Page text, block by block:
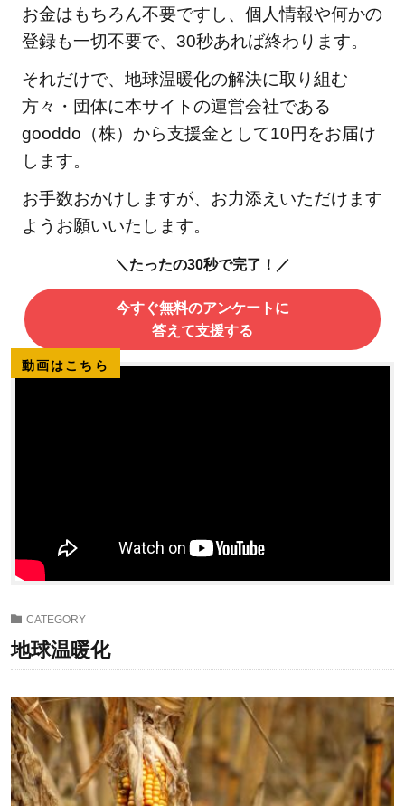
お金はもちろん不要ですし、個人情報や何かの
登録も一切不要で、30秒あれば終わります。
それだけで、地球温暖化の解決に取り組む
方々・団体に本サイトの運営会社である
gooddo（株）から支援金として10円をお届け
します。
お手数おかけしますが、お力添えいただけます
ようお願いいたします。
＼たったの30秒で完了！／
今すぐ無料のアンケートに
答えて支援する
動画はこちら
CATEGORY
地球温暖化